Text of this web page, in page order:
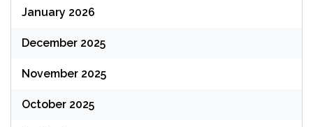
January 2026
December 2025
November 2025
October 2025